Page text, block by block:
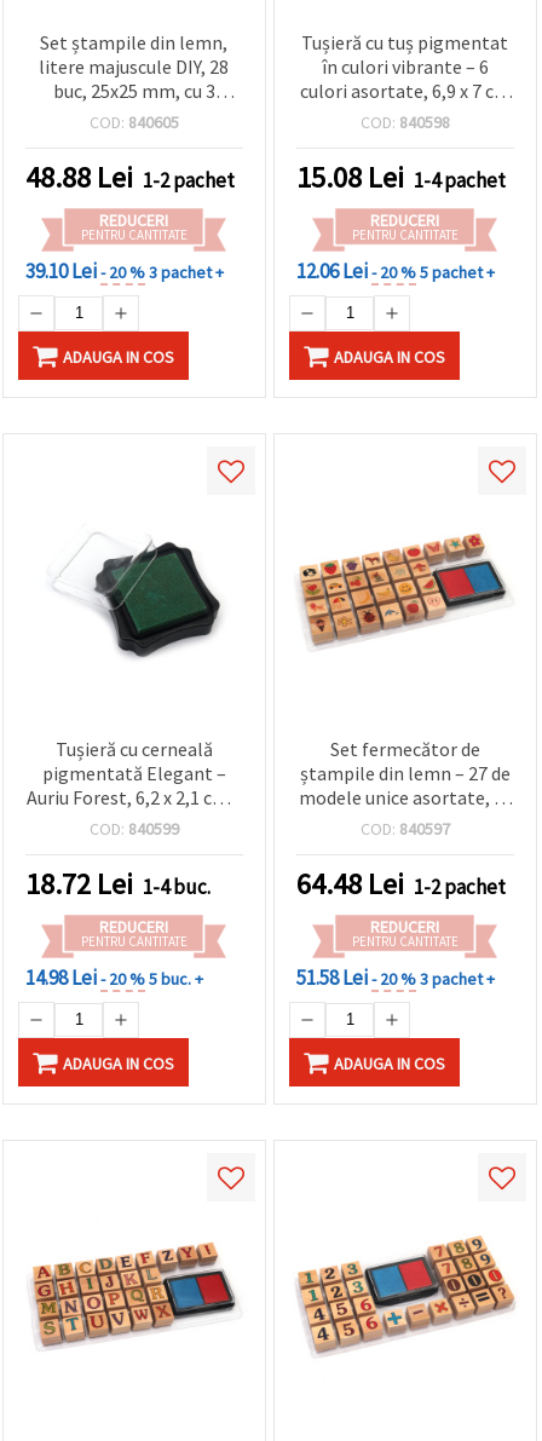
Set ștampile din lemn,
litere majuscule DIY, 28
buc, 25x25 mm, cu 3
tușiere, 3 culori asortate,
COD: 840605
48.88 Lei 1-2 pachet
REDUCERI
PENTRU CANTITATE
39.10 Lei- 20 %3 pachet +
ADAUGA IN COS
Tușieră cu tuș pigmentat
în culori vibrante – 6
culori asortate, 6,9 x 7 cm
– ideală pentru
și proiecte DIY
COD: 840598
15.08 Lei 1-4 pachet
REDUCERI
PENTRU CANTITATE
12.06 Lei- 20 %5 pachet +
ADAUGA IN COS
Tușieră cu cerneală
pigmentată Elegant –
Auriu Forest, 6,2 x 2,1 cm –
perfectă pentru
și proiecte DIY &
handmade
COD: 840599
18.72 Lei 1-4 buc.
REDUCERI
PENTRU CANTITATE
14.98 Lei- 20 %5 buc. +
ADAUGA IN COS
Set fermecător de
ștampile din lemn – 27 de
modele unice asortate, cu
2 tușiere colorate –
scrapbooking,
cardmaking și proiecte de
hobby creativ DIY
COD: 840597
64.48 Lei 1-2 pachet
REDUCERI
PENTRU CANTITATE
51.58 Lei- 20 %3 pachet +
ADAUGA IN COS